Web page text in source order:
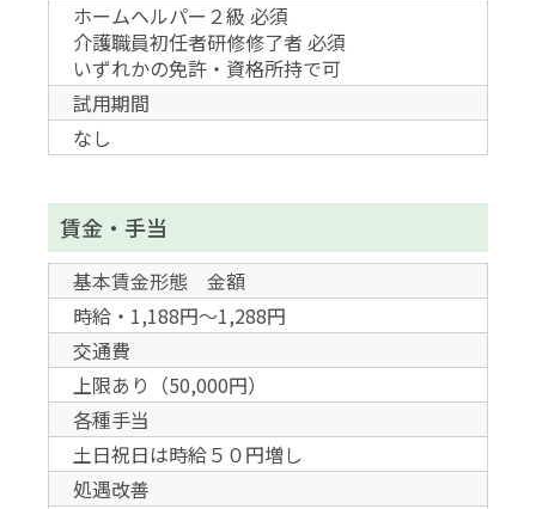
ホームヘルパー２級 必須
介護職員初任者研修修了者 必須
いずれかの免許・資格所持で可
試用期間
なし
賃金・手当
基本賃金形態 金額
時給・1,188円～1,288円
交通費
上限あり（50,000円）
各種手当
土日祝日は時給５０円増し
処遇改善